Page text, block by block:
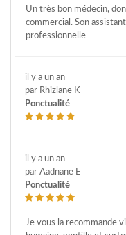
Un très bon médecin,
commercial. Son
professionnelle
il y a un an
par Rhizlane K
Ponctualité
il y a un an
par Aadnane E
Ponctualité
Je vous la recommande